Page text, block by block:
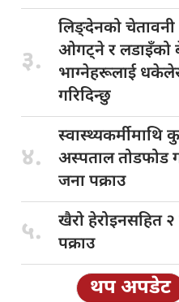
३.
लिङ्देनको चेतावनी
ओगट्ने र लडाइँको
भाग्नेहरूलाई
गरिदिन्छु
४.
स्वास्थ्यकर्मीमाथि
अस्पताल तोडफोड
जना पक्राउ
५. खैरो हेरोइनसहित
पक्राउ
थप अपडेट